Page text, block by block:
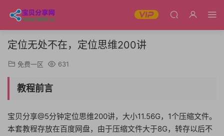
定位无处不在，定位思维200讲
免费一区 631
教程前言
宝贝分享@5分钟定位思维200讲，大小11.56G，1个压缩文件。
本套教程存放在百度网盘，由于压缩文件大于8G，转存以后不